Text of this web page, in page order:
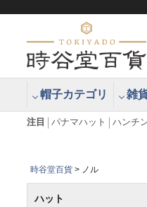
帽子カテゴリ 雑
注目 パナマハット ハンチ
時谷堂百貨 ノル
ハット